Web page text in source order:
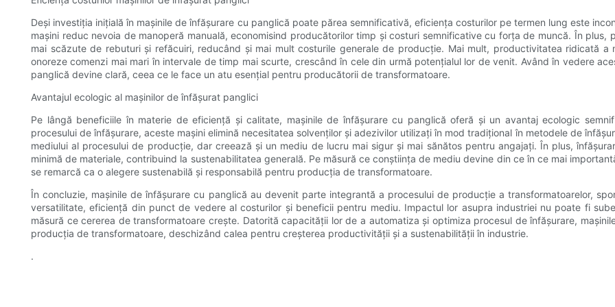
Deși investiția inițială în mașinile de înfășurare cu panglică poate părea semnificativă, eficiența costurilor pe termen lung este
mașini reduc nevoia de manoperă manuală, economisind producătorilor timp și costuri semnificative cu forța de muncă. În
mai scăzute de rebuturi și refăcuiri, reducând și mai mult costurile generale de producție. Mai mult, productivitatea ridicată
onoreze comenzi mai mari în intervale de timp mai scurte, crescând în cele din urmă potențialul lor de venit. Având în vedere
panglică devine clară, ceea ce le face un atu esențial pentru producătorii de transformatoare.
Avantajul ecologic al mașinilor de înfășurat panglici
Pe lângă beneficiile în materie de eficiență și calitate, mașinile de înfășurare cu panglică oferă și un avantaj ecologic
procesului de înfășurare, aceste mașini elimină necesitatea solvenților și adezivilor utilizați în mod tradițional în metodele de
mediului al procesului de producție, dar creează și un mediu de lucru mai sigur și mai sănătos pentru angajați. În plus,
minimă de materiale, contribuind la sustenabilitatea generală. Pe măsură ce conștiința de mediu devine din ce în ce mai
se remarcă ca o alegere sustenabilă și responsabilă pentru producția de transformatoare.
În concluzie, mașinile de înfășurare cu panglică au devenit parte integrantă a procesului de producție a transformatoarelor,
versatilitate, eficiență din punct de vedere al costurilor și beneficii pentru mediu. Impactul lor asupra industriei nu poate fi
măsură ce cererea de transformatoare crește. Datorită capacității lor de a automatiza și optimiza procesul de înfășurare,
producția de transformatoare, deschizând calea pentru creșterea productivității și a sustenabilității în industrie.
.